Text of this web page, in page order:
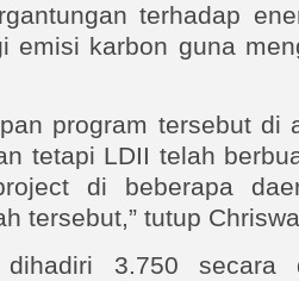
terhadap
emisi karbon guna
program tersebut di
tetapi LDII telah
di beberapa
tersebut,” tutup
3.750 secara